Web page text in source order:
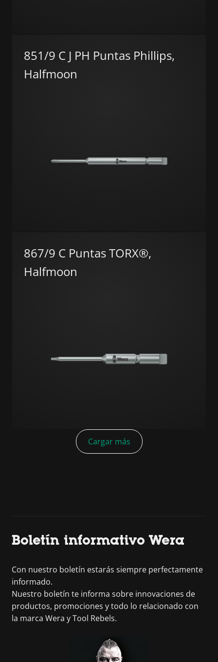
851/9 C J PH Puntas Phillips,
Halfmoon
867/9 C Puntas TORX®,
Halfmoon
Cargar más
Boletín informativo Wera
Con nuestro boletín estarás siempre perfectamente
informado.
Nuestro boletín te informa sobre innovaciones de
productos, promociones y todo lo relacionado con
la marca Wera y Tool Rebels.